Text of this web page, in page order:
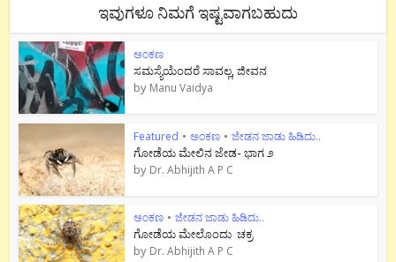
ಇವುಗಳೂ ನಿಮಗೆ ಇಷ್ಟವಾಗಬಹುದು
ಅಂಕಣ
ಸಮಸ್ಯೆಯೆಂದರೆ ಸಾವಲ್ಲ, ಜೀವನ
by Manu Vaidya
Featured • ಅಂಕಣ • ಜೇಡನ ಜಾಡು ಹಿಡಿದು..
ಗೋಡೆಯ ಮೇಲಿನ ಜೇಡ- ಭಾಗ ೨
by Dr. Abhijith A P C
ಅಂಕಣ • ಜೇಡನ ಜಾಡು ಹಿಡಿದು..
ಗೋಡೆಯ ಮೇಲೊಂದು ಚಕ್ರ
by Dr. Abhijith A P C